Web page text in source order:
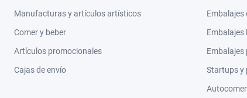
Manufacturas y artículos artísticos
Comer y beber
Artículos promocionales
Cajas de envío
Embalajes
Startups y